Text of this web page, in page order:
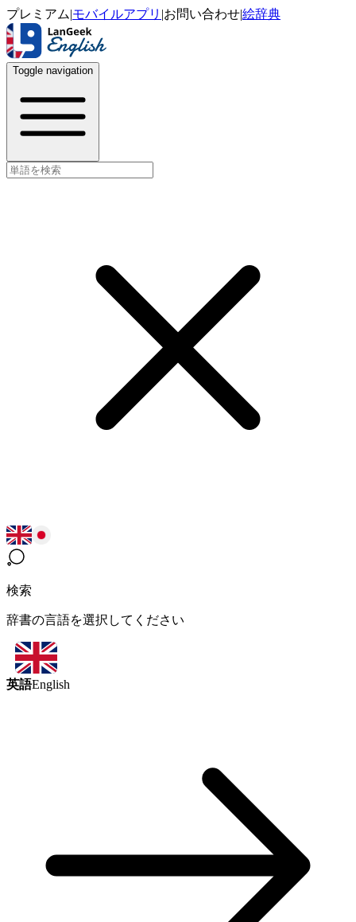
プレミアム|モバイルアプリ |お問い合わせ|絵辞典
Toggle navigation
検索
辞書の言語を選択してください
英語English